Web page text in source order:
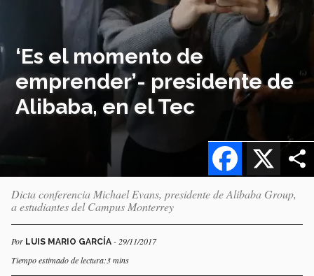
‘Es el momento de
emprender’- presidente de
Alibaba, en el Tec
X
Facebook
Dicta conferencia Michael Evans, presidente de Alibaba Group,
a estudiantes del Campus Monterrey
Por LUIS MARIO GARCÍA - 29/11/2017
Tiempo estimado de lectura:3 mins